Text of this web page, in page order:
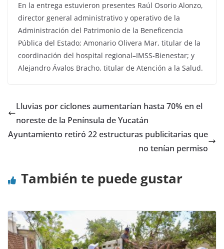
En la entrega estuvieron presentes Raúl Osorio Alonzo,
director general administrativo y operativo de la
Administración del Patrimonio de la Beneficencia
Pública del Estado; Amonario Olivera Mar, titular de la
coordinación del hospital regional–IMSS-Bienestar; y
Alejandro Ávalos Bracho, titular de Atención a la Salud.
Lluvias por ciclones aumentarían hasta 70% en el
noreste de la Península de Yucatán
Ayuntamiento retiró 22 estructuras publicitarias que
no tenían permiso
También te puede gustar